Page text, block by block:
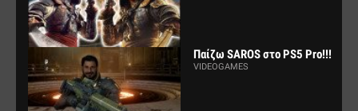
Παίζω SAROS στο PS5 Pro!!!
VIDEOGAMES